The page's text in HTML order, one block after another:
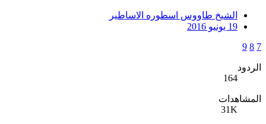
الشيخ طاووس اسطوره الاساطير
19 يونيو 2016
7
8
9
الردود
164
المشاهدات
31K